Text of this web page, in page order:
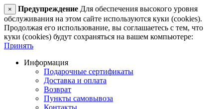
× Предупреждение Для обеспечения высокого уровня
обслуживания на этом сайте используются куки (cookies).
Продолжая его использование, вы соглашаетесь с тем, что
куки (cookies) будут сохраняться на вашем компьютере:
Принять
Информация
Подарочные сертификаты
Доставка и оплата
Возврат
Пункты самовывоза
Контакты